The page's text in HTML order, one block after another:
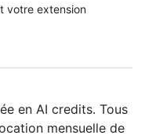
votre extension
en AI credits. Tous
mensuelle de